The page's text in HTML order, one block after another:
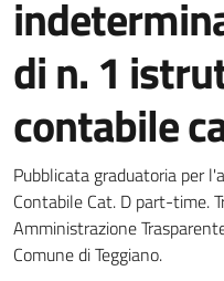
di n. 1
contabile
Dettagli
Pubblicata graduatoria per
Contabile Cat. D part-time.
Amministrazione
Comune di Teggiano.